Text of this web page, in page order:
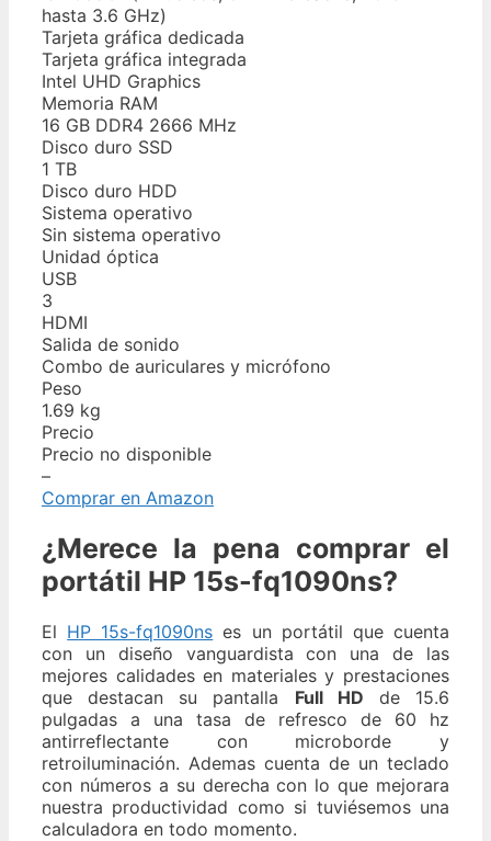
hasta 3.6 GHz)
Tarjeta gráfica dedicada
Tarjeta gráfica integrada
Intel UHD Graphics
Memoria RAM
16 GB DDR4 2666 MHz
Disco duro SSD
1 TB
Disco duro HDD
Sistema operativo
Sin sistema operativo
Unidad óptica
USB
3
HDMI
Salida de sonido
Combo de auriculares y micrófono
Peso
1.69 kg
Precio
Precio no disponible
–
Comprar en Amazon
¿Merece la pena comprar el
portátil HP 15s-fq1090ns?
El HP 15s-fq1090ns es un portátil que cuenta
con un diseño vanguardista con una de las
mejores calidades en materiales y prestaciones
que destacan su pantalla Full HD de 15.6
pulgadas a una tasa de refresco de 60 hz
antirreflectante con microborde y
retroiluminación. Ademas cuenta de un teclado
con números a su derecha con lo que mejorara
nuestra productividad como si tuviésemos una
calculadora en todo momento.